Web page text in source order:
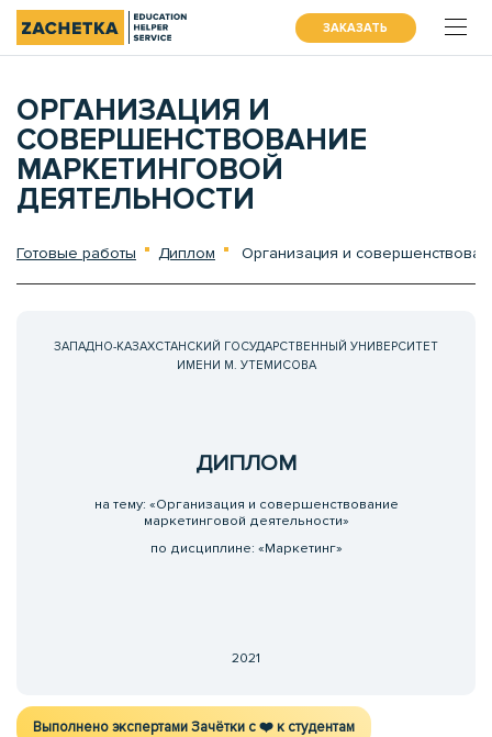
ЗАКАЗАТЬ
ОРГАНИЗАЦИЯ И
СОВЕРШЕНСТВОВАНИЕ
МАРКЕТИНГОВОЙ
ДЕЯТЕЛЬНОСТИ
Готовые работы Диплом Организация и
ЗАПАДНО-КАЗАХСТАНСКИЙ ГОСУДАРСТВЕННЫЙ УНИВЕРСИТЕТ
ИМЕНИ М. УТЕМИСОВА
ДИПЛОМ
на тему: «Организация и совершенствование
маркетинговой деятельности»
по дисциплине: «Маркетинг»
2021
Выполнено экспертами Зачётки c ❤️ к студентам